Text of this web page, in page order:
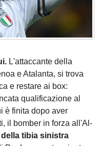
L'attaccante della
e Atalanta, si trova
e restare ai box:
qualificazione al
è finita dopo aver
il bomber in forza all'Al-
tibia sinistra